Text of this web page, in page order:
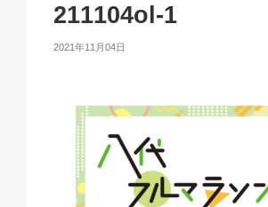
211104ol-1
2021年11月04日